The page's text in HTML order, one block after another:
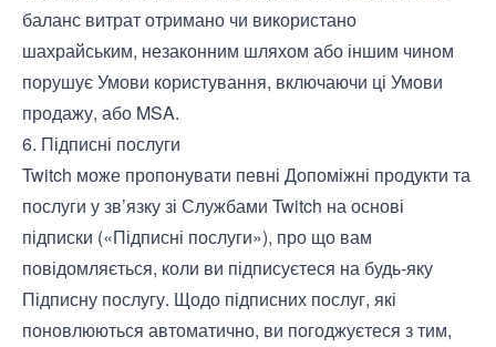
баланс витрат отримано чи використано
шахрайським, незаконним шляхом або іншим чином
порушує Умови користування, включаючи ці Умови
продажу, або MSA.
6. Підписні послуги
Twitch може пропонувати певні Допоміжні продукти та
послуги у зв’язку зі Службами Twitch на основі
підписки («Підписні послуги»), про що вам
повідомляється, коли ви підписуєтеся на будь-яку
Підписну послугу. Щодо підписних послуг, які
поновлюються автоматично, ви погоджуєтеся з тим,